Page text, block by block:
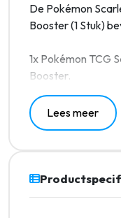
De Pokémon
Booster (1 Stuk)
1x Pokémon TCG
Booster.
Lees meer